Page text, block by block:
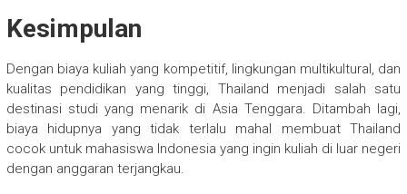
Kesimpulan
Dengan biaya kuliah yang kompetitif, lingkungan multikultural, dan
kualitas pendidikan yang tinggi, Thailand menjadi salah satu
destinasi studi yang menarik di Asia Tenggara. Ditambah lagi,
biaya hidupnya yang tidak terlalu mahal membuat Thailand
cocok untuk mahasiswa Indonesia yang ingin kuliah di luar negeri
dengan anggaran terjangkau.